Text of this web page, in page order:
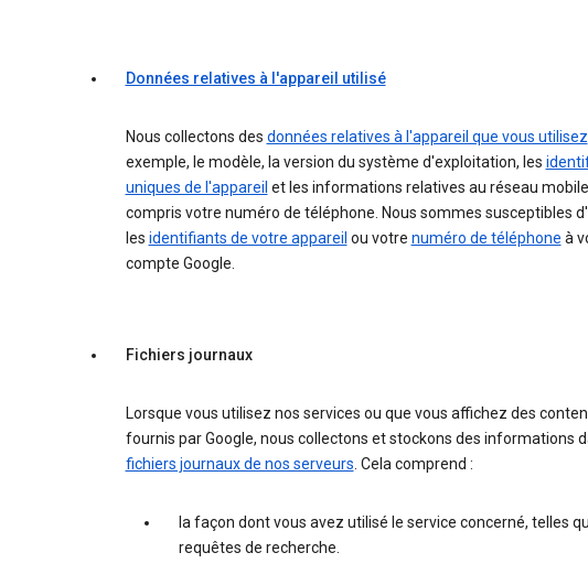
Données relatives à l'appareil utilisé
Nous collectons des données relatives à l'appareil que vous utilisez
exemple, le modèle, la version du système d'exploitation, les
uniques de l'appareil et les informations relatives au réseau
compris votre numéro de téléphone. Nous sommes susceptibles
les identifiants de votre appareil ou votre numéro de téléphone à
compte Google.
Fichiers journaux
Lorsque vous utilisez nos services ou que vous affichez des
fournis par Google, nous collectons et stockons des informations
fichiers journaux de nos serveurs. Cela comprend :
la façon dont vous avez utilisé le service concerné, telles
requêtes de recherche.